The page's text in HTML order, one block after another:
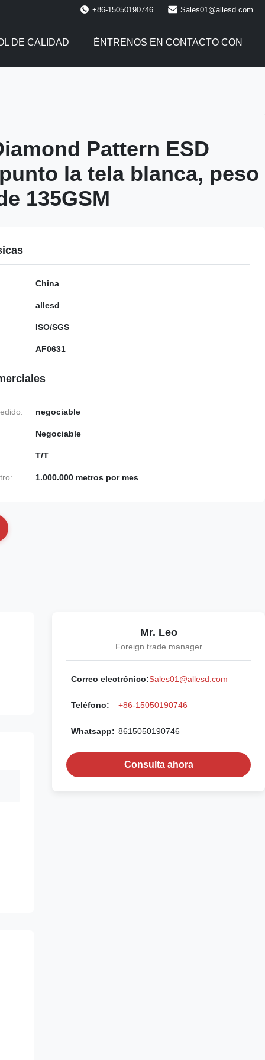
+86-15050190746 Sales01@allesd.com
DE CALIDAD ÉNTRENOS EN CONTACTO CON
Pattern ESD
la tela blanca, peso
135GSM
China
allesd
ISO/SGS
AF0631
negociable
Negociable
T/T
1.000.000 metros por mes
Mr. Leo
Foreign trade manager
Correo electrónico:Sales01@allesd.com
Teléfono: +86-15050190746
Whatsapp: 8615050190746
Consulta ahora